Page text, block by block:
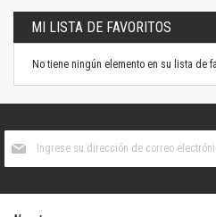
MI LISTA DE FAVORITOS
No tiene ningún elemento en su lista de
boletín